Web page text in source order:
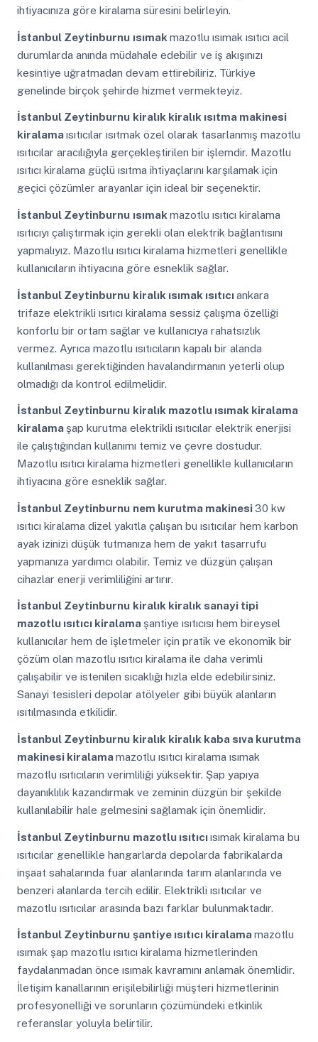
ihtiyacınıza göre kiralama süresini belirleyin.
İstanbul Zeytinburnu ısımak mazotlu ısımak ısıtıcı acil
durumlarda anında müdahale edebilir ve iş akışınızı
kesintiye uğratmadan devam ettirebiliriz. Türkiye
genelinde birçok şehirde hizmet vermekteyiz.
İstanbul Zeytinburnu kiralık kiralık ısıtma makinesi
kiralamaısıtıcılar ısıtmak özel olarak tasarlanmış mazotlu
ısıtıcılar aracılığıyla gerçekleştirilen bir işlemdir. Mazotlu
ısıtıcı kiralama güçlü ısıtma ihtiyaçlarını karşılamak için
geçici çözümler arayanlar için ideal bir seçenektir.
İstanbul Zeytinburnu ısımak mazotlu ısıtıcı kiralama
ısıtıcıyı çalıştırmak için gerekli olan elektrik bağlantısını
yapmalıyız. Mazotlu ısıtıcı kiralama hizmetleri genellikle
kullanıcıların ihtiyacına göre esneklik sağlar.
İstanbul Zeytinburnu kiralık ısımak ısıtıcıankara
trifaze elektrikli ısıtıcı kiralama sessiz çalışma özelliği
konforlu bir ortam sağlar ve kullanıcıya rahatsızlık
vermez. Ayrıca mazotlu ısıtıcıların kapalı bir alanda
kullanılması gerektiğinden havalandırmanın yeterli olup
olmadığı da kontrol edilmelidir.
İstanbul Zeytinburnu kiralık mazotlu ısımak kiralama
kiralama şap kurutma elektrikli ısıtıcılar elektrik enerjisi
ile çalıştığından kullanımı temiz ve çevre dostudur.
Mazotlu ısıtıcı kiralama hizmetleri genellikle kullanıcıların
ihtiyacına göre esneklik sağlar.
İstanbul Zeytinburnu nem kurutma makinesi30 kw
ısıtıcı kiralama dizel yakıtla çalışan bu ısıtıcılar hem karbon
ayak izinizi düşük tutmanıza hem de yakıt tasarrufu
yapmanıza yardımcı olabilir. Temiz ve düzgün çalışan
cihazlar enerji verimliliğini artırır.
İstanbul Zeytinburnu kiralık kiralık sanayi tipi
mazotlu ısıtıcı kiralama şantiye ısıtıcısı hem bireysel
kullanıcılar hem de işletmeler için pratik ve ekonomik bir
çözüm olan mazotlu ısıtıcı kiralama ile daha verimli
çalışabilir ve istenilen sıcaklığı hızla elde edebilirsiniz.
Sanayi tesisleri depolar atölyeler gibi büyük alanların
ısıtılmasında etkilidir.
İstanbul Zeytinburnu kiralık kiralık kaba sıva kurutma
makinesi kiralamamazotlu ısıtıcı kiralama ısımak
mazotlu ısıtıcıların verimliliği yüksektir. Şap yapıya
dayanıklılık kazandırmak ve zeminin düzgün bir şekilde
kullanılabilir hale gelmesini sağlamak için önemlidir.
İstanbul Zeytinburnu mazotlu ısıtıcıısımak kiralama bu
ısıtıcılar genellikle hangarlarda depolarda fabrikalarda
inşaat sahalarında fuar alanlarında tarım alanlarında ve
benzeri alanlarda tercih edilir. Elektrikli ısıtıcılar ve
mazotlu ısıtıcılar arasında bazı farklar bulunmaktadır.
İstanbul Zeytinburnu şantiye ısıtıcı kiralamamazotlu
ısımak şap mazotlu ısıtıcı kiralama hizmetlerinden
faydalanmadan önce ısımak kavramını anlamak önemlidir.
İletişim kanallarının erişilebilirliği müşteri hizmetlerinin
profesyonelliği ve sorunların çözümündeki etkinlik
referanslar yoluyla belirtilir.